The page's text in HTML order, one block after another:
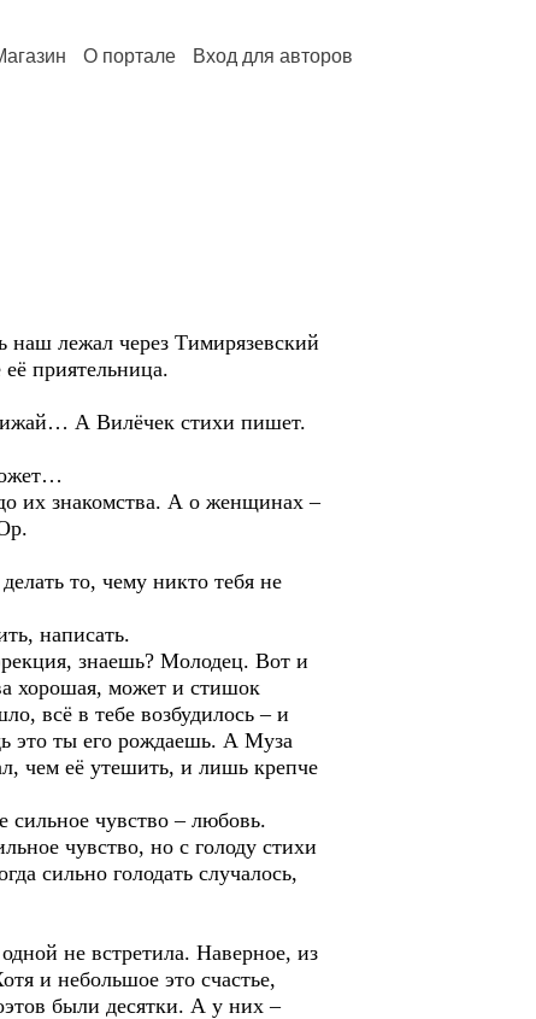
О портале Вход для авторов
лежал через Тимирязевский
приятельница.
А Вилёчек стихи пишет.
их знакомства. А о женщинах –
то, чему никто тебя не
написать.
знаешь? Молодец. Вот и
хорошая, может и стишок
всё в тебе возбудилось – и
это ты его рождаешь. А Муза
чем её утешить, и лишь крепче
чувство – любовь.
чувство, но с голоду стихи
сильно голодать случалось,
не встретила. Наверное, из
и небольшое это счастье,
были десятки. А у них –